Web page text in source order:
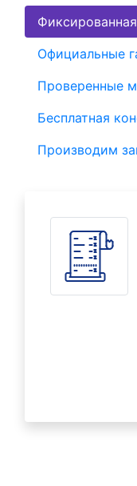
Официальные
Проверенные
Бесплатная
Производим